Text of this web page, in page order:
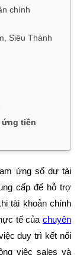
chính
Siêu Thánh
tiền
ứng số dư tài
cấp để hỗ trợ
tài khoản chính
tế của chuyên
duy trì kết nối
việc sales và